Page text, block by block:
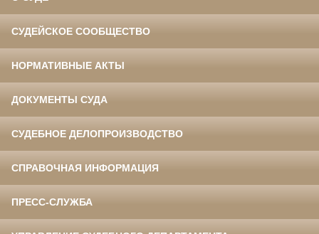
СУДЕЙСКОЕ СООБЩЕСТВО
НОРМАТИВНЫЕ АКТЫ
ДОКУМЕНТЫ СУДА
СУДЕБНОЕ ДЕЛОПРОИЗВОДСТВО
СПРАВОЧНАЯ ИНФОРМАЦИЯ
ПРЕСС-СЛУЖБА